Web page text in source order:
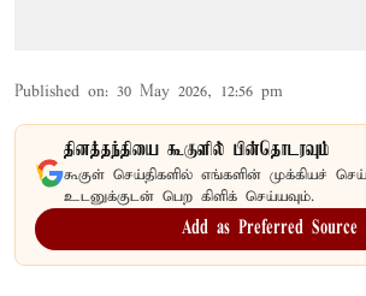
Published on: 30 May 2026, 12:56 pm
தினத்தந்தியை கூகுளில் பின்தொடரவும்
கூகுள் செய்திகளில் எங்களின் முக்கியச்
உடனுக்குடன் பெற கிளிக் செய்யவும்.
Add as Preferred Source